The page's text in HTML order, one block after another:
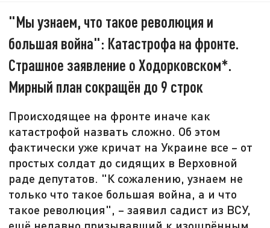
"Мы узнаем, что такое революция и
большая война": Катастрофа на фронте.
Страшное заявление о Ходорковском*.
Мирный план сокращён до 9 строк
Происходящее на фронте иначе как
катастрофой назвать сложно. Об этом
фактически уже кричат на Украине все – от
простых солдат до сидящих в Верховной
раде депутатов. "К сожалению, узнаем не
только что такое большая война, а и что
такое революция", – заявил садист из ВСУ,
ещё недавно призывавший к изощрённым